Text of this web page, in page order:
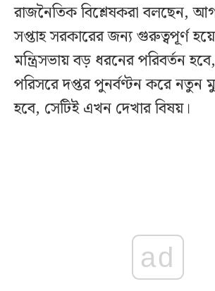
রাজনৈতিক বিশ্লেষকরা বলছেন,
সপ্তাহ সরকারের জন্য গুরুত্বপূর্ণ
মন্ত্রিসভায় বড় ধরনের পরিবর্তন
পরিসরে দপ্তর পুনর্বণ্টন করে নতুন
হবে, সেটিই এখন দেখার বিষয়।
ad